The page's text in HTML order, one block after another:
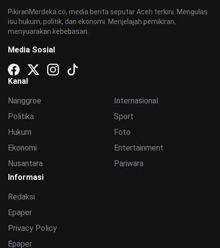
PikiranMerdeka.co, media berita seputar Aceh terkini. Mengulas
isu hukum, politik, dan ekonomi. Menjelajah pemikiran,
menyuarakan kebebasan.
Media Sosial
Kanal
Nanggroe
Politika
Hukum
Ekonomi
Nusantara
Internasional
Sport
Foto
Entertainment
Pariwara
Informasi
Redaksi
Epaper
Privacy Policy
Epaper